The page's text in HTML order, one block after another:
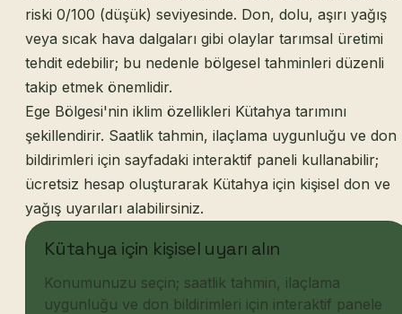
riski 0/100 (düşük) seviyesinde. Don, dolu, aşırı yağış
veya sıcak hava dalgaları gibi olaylar tarımsal üretimi
tehdit edebilir; bu nedenle bölgesel tahminleri düzenli
takip etmek önemlidir.
Ege Bölgesi'nin iklim özellikleri Kütahya tarımını
şekillendirir. Saatlik tahmin, ilaçlama uygunluğu ve don
bildirimleri için sayfadaki interaktif paneli kullanabilir;
ücretsiz hesap oluşturarak Kütahya için kişisel don ve
yağış uyarıları alabilirsiniz.
Kütahya için kişisel uyarı alın
Konumunuzu seçin; saatlik tahmin, ilaçlama
uygunluğu ve don bildirimleri için interaktif panele